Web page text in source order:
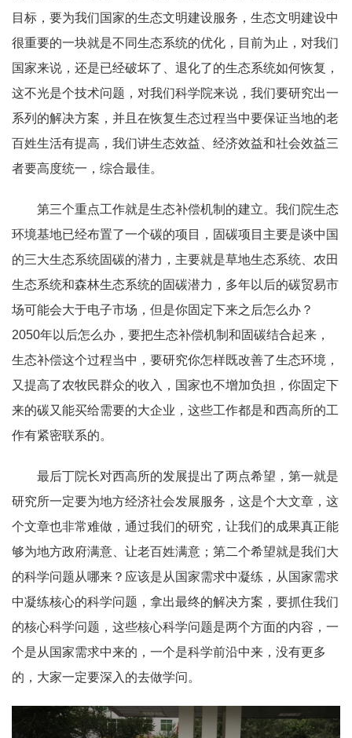
目标，要为我们国家的生态文明建设服务，生态文明建设中
很重要的一块就是不同生态系统的优化，目前为止，对我们
国家来说，还是已经破坏了、退化了的生态系统如何恢复，
这不光是个技术问题，对我们科学院来说，我们要研究出一
系列的解决方案，并且在恢复生态过程当中要保证当地的老
百姓生活有提高，我们讲生态效益、经济效益和社会效益三
者要高度统一，综合最佳。
第三个重点工作就是生态补偿机制的建立。我们院生态
环境基地已经布置了一个碳的项目，固碳项目主要是谈中国
的三大生态系统固碳的潜力，主要就是草地生态系统、农田
生态系统和森林生态系统的固碳潜力，多年以后的碳贸易市
场可能会大于电子市场，但是你固定下来之后怎么办？
2050年以后怎么办，要把生态补偿机制和固碳结合起来，
生态补偿这个过程当中，要研究你怎样既改善了生态环境，
又提高了农牧民群众的收入，国家也不增加负担，你固定下
来的碳又能买给需要的大企业，这些工作都是和西高所的工
作有紧密联系的。
最后丁院长对西高所的发展提出了两点希望，第一就是
研究所一定要为地方经济社会发展服务，这是个大文章，这
个文章也非常难做，通过我们的研究，让我们的成果真正能
够为地方政府满意、让老百姓满意；第二个希望就是我们大
的科学问题从哪来？应该是从国家需求中凝练，从国家需求
中凝练核心的科学问题，拿出最终的解决方案，要抓住我们
的核心科学问题，这些核心科学问题是两个方面的内容，一
个是从国家需求中来的，一个是科学前沿中来，没有更多
的，大家一定要深入的去做学问。